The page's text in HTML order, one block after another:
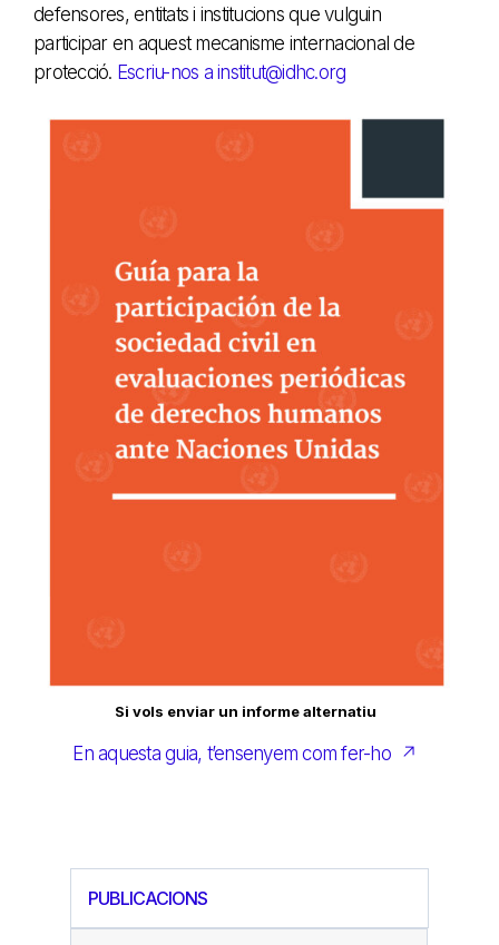
defensores, entitats i institucions que vulguin
participar en aquest mecanisme internacional de
protecció. Escriu-nos a institut@idhc.org
Si vols enviar un informe alternatiu
En aquesta guia, t’ensenyem com fer-ho ↗
PUBLICACIONS